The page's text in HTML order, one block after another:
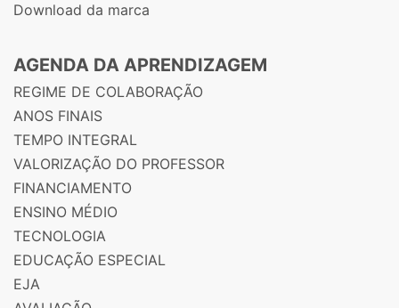
Download da marca
AGENDA DA APRENDIZAGEM
REGIME DE COLABORAÇÃO
ANOS FINAIS
TEMPO INTEGRAL
VALORIZAÇÃO DO PROFESSOR
FINANCIAMENTO
ENSINO MÉDIO
TECNOLOGIA
EDUCAÇÃO ESPECIAL
EJA